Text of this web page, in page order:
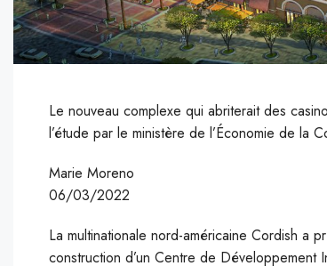
Le nouveau complexe qui abriterait des
l’étude par le ministère de l’Économie de la
Marie Moreno
06/03/2022
La multinationale nord-américaine Cordish a
construction d’un Centre de